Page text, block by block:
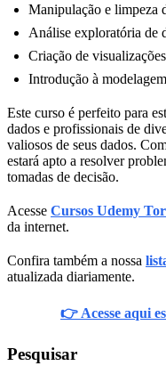
Manipulação e limpeza
Análise exploratória de
Criação de
Introdução à
Este curso é perfeito para
dados e profissionais de
valiosos de seus dados.
estará apto a resolver
tomadas de decisão.
Acesse Cursos Udemy
da internet.
Confira também a nossa
atualizada diariamente.
👉 Acesse aqui
Pesquisar